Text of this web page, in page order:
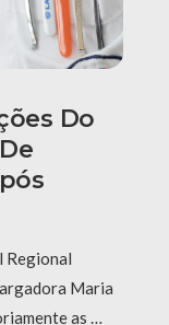
Do
Regional
Maria
as …